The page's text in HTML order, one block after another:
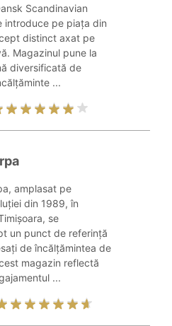
Scandinavian
introduce pe piața din
distinct axat pe
Magazinul pune la
diversificată de
...
amplasat pe
din 1989, în
se
un punct de referință
de încălțămintea de
magazin reflectă
...